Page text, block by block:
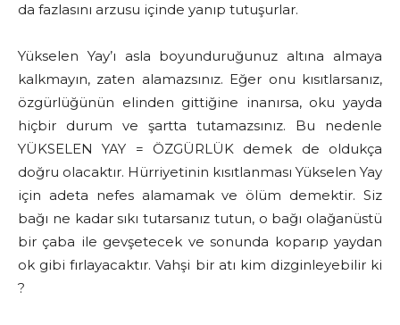
da fazlasını arzusu içinde yanıp tutuşurlar.
Yükselen Yay’ı asla boyunduruğunuz altına almaya
kalkmayın, zaten alamazsınız. Eğer onu kısıtlarsanız,
özgürlüğünün elinden gittiğine inanırsa, oku yayda
hiçbir durum ve şartta tutamazsınız. Bu nedenle
YÜKSELEN YAY = ÖZGÜRLÜK demek de oldukça
doğru olacaktır. Hürriyetinin kısıtlanması Yükselen Yay
için adeta nefes alamamak ve ölüm demektir. Siz
bağı ne kadar sıkı tutarsanız tutun, o bağı olağanüstü
bir çaba ile gevşetecek ve sonunda koparıp yaydan
ok gibi fırlayacaktır. Vahşi bir atı kim dizginleyebilir ki
?